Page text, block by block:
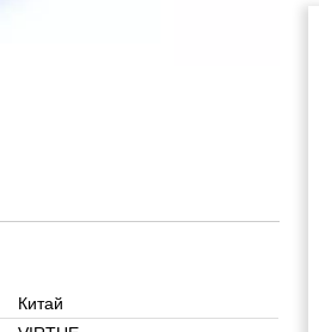
Китай